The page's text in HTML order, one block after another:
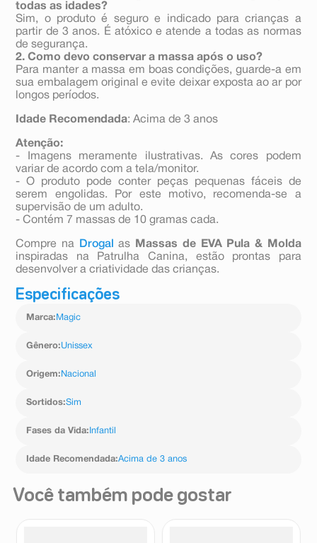
todas as idades?
Sim, o produto é seguro e indicado para crianças a
partir de 3 anos. É atóxico e atende a todas as normas
de segurança.
2. Como devo conservar a massa após o uso?
Para manter a massa em boas condições, guarde-a em
sua embalagem original e evite deixar exposta ao ar por
longos períodos.
Idade Recomendada: Acima de 3 anos
Atenção:
- Imagens meramente ilustrativas. As cores podem
variar de acordo com a tela/monitor.
- O produto pode conter peças pequenas fáceis de
serem engolidas. Por este motivo, recomenda-se a
supervisão de um adulto.
- Contém 7 massas de 10 gramas cada.
Compre na Drogalas
Massas de EVA Pula & Molda
inspiradas na Patrulha Canina, estão prontas para
desenvolver a criatividade das crianças.
Especificações
Marca: Magic
Gênero:Unissex
Origem: Nacional
Sortidos:Sim
Fases da Vida: Infantil
Idade Recomendada:Acima de 3 anos
Você também pode gostar